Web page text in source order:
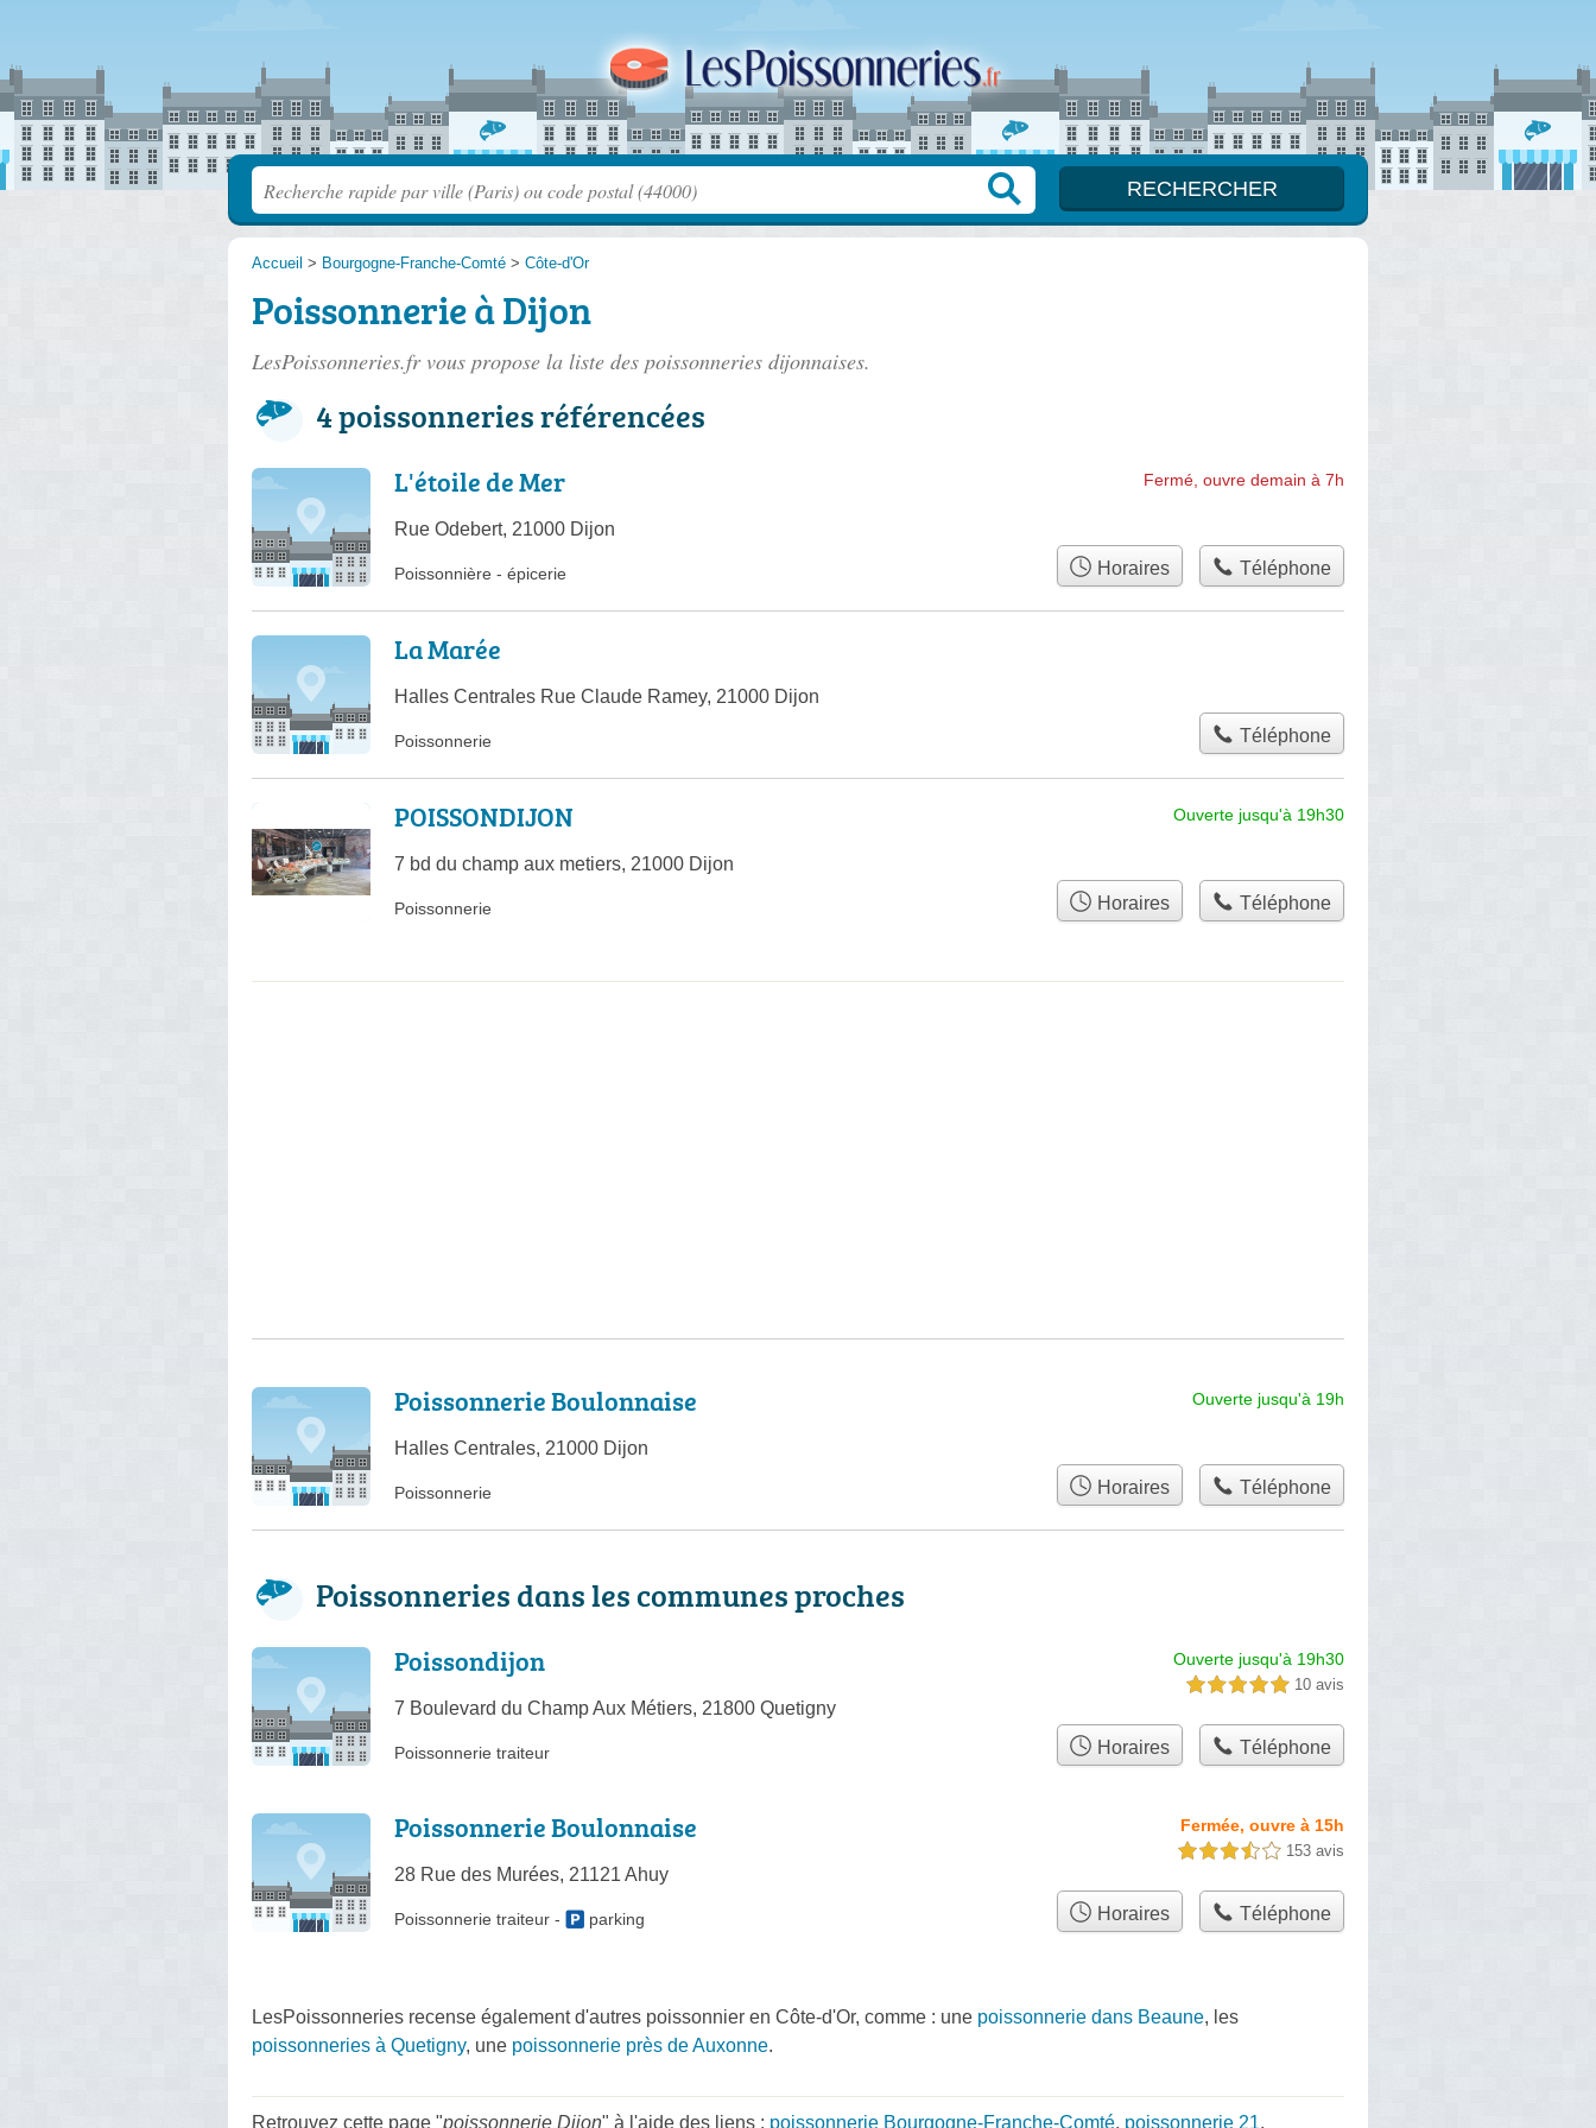
Accueil > Bourgogne-Franche-Comté > Côte-d'Or
Poissonnerie à Dijon
LesPoissonneries.fr vous propose la liste des poissonneries dijonnaises.
4 poissonneries référencées
L'étoile de Mer
Rue Odebert, 21000 Dijon
Fermé, ouvre demain à 7h
Poissonnière - épicerie Horaires Téléphone
La Marée
Halles Centrales Rue Claude Ramey, 21000 Dijon
Poissonnerie Téléphone
POISSONDIJON
7 bd du champ aux metiers, 21000 Dijon
Ouverte jusqu'à 19h30
Poissonnerie Horaires Téléphone
Poissonnerie Boulonnaise
Halles Centrales, 21000 Dijon
Ouverte jusqu'à 19h
Poissonnerie Horaires Téléphone
Poissonneries dans les communes proches
Poissondijon
7 Boulevard du Champ Aux Métiers, 21800 Quetigny
Ouverte jusqu'à 19h30
5,0 étoiles sur 5 10 avis
Poissonnerie traiteur Horaires Téléphone
Poissonnerie Boulonnaise
28 Rue des Murées, 21121 Ahuy
Fermée, ouvre à 15h
3,5 étoiles sur 5 153 avis
Poissonnerie traiteur - parking Horaires Téléphone
LesPoissonneries recense également d'autres poissonnier en Côte-d'Or, comme : une poissonnerie dans Beaune, les
poissonneries à Quetigny, une poissonnerie près de Auxonne.
Retrouvez cette page "poissonnerie Dijon" à l'aide des liens : poissonnerie Bourgogne-Franche-Comté, poissonnerie 21,